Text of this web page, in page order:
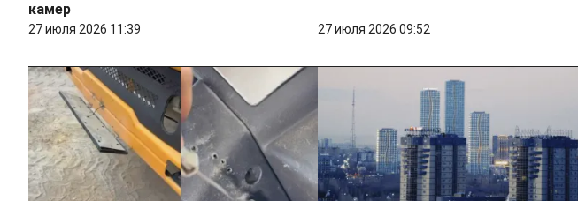
камер
27 июля 2026 11:39 27 июля 2026 09:52